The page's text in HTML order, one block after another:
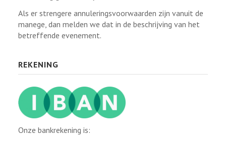
Als er strengere annuleringsvoorwaarden zijn vanuit de
manege, dan melden we dat in de beschrijving van het
betreffende evenement.
REKENING
Onze bankrekening is: